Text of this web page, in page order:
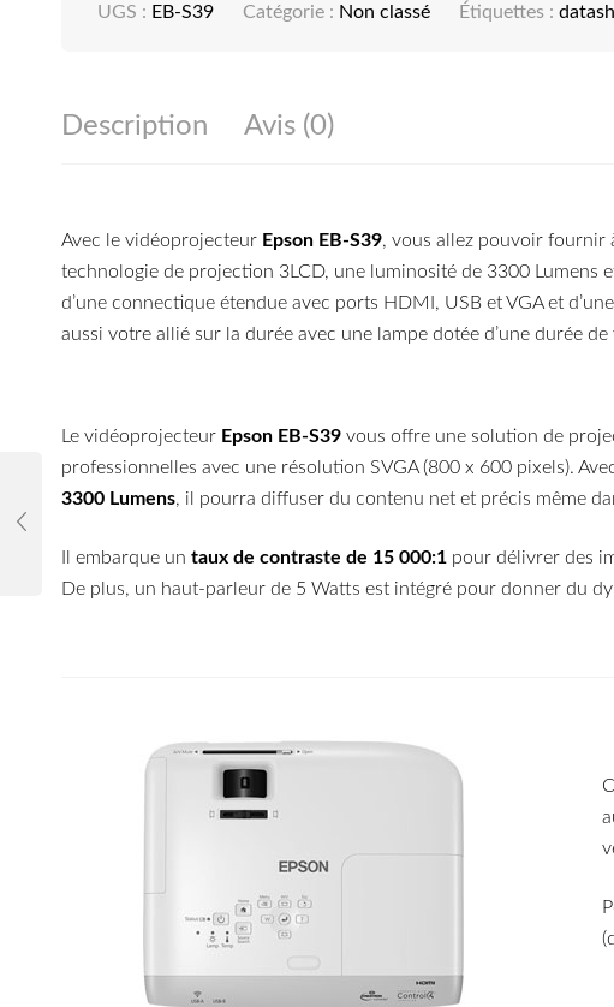
UGS : EB-S39 Catégorie : Non classé Étiquettes :
Description Avis (0)
Avec le vidéoprojecteur Epson EB-S39, vous allez pouvoir fournir
technologie de projection 3LCD, une luminosité de 3300 Lumens
d’une connectique étendue avec ports HDMI, USB et VGA et
aussi votre allié sur la durée avec une lampe dotée d’une durée
Le vidéoprojecteur Epson EB-S39vous offre une solution de
professionnelles avec une résolution SVGA (800 x 600 pixels).
3300 Lumens, il pourra diffuser du contenu net et précis même
Il embarque un taux de contraste de 15 000:1pour délivrer des
De plus, un haut-parleur de 5 Watts est intégré pour donner du